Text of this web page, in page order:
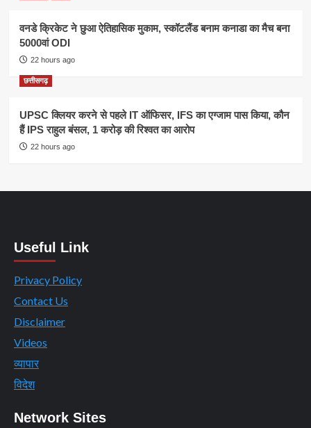
वनडे क्रिकेट ने छुआ ऐतिहासिक मुकाम, स्कॉटलैंड बनाम कनाडा का मैच बना
5000वां ODI
22 hours ago
छत्तीसगढ़
UPSC क्लियर करने से पहले IT ऑफिसर, IFS का एग्जाम पास किया, कौन
हैं IPS राहुल बंसल, 1 करोड़ की रिश्वत का आरोप
22 hours ago
Useful Link
Privacy Policy
Contact Us
Disclaimer
Videos
व्यापार
विदेश
Network Sites